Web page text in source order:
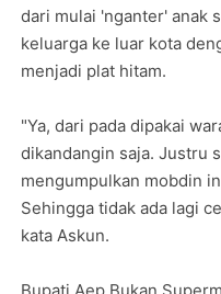
dari mulai 'nganter' anak
keluarga ke luar kota
menjadi plat hitam.
"Ya, dari pada dipakai
dikandangin saja. Justru
mengumpulkan mobdin
Sehingga tidak ada lagi
kata Askun.